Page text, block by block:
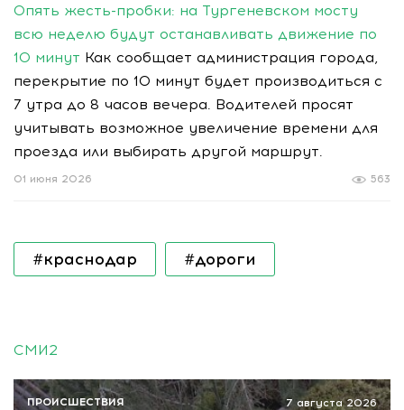
Опять жесть-пробки: на Тургеневском мосту
всю неделю будут останавливать движение по
10 минут Как сообщает администрация города,
перекрытие по 10 минут будет производиться с
7 утра до 8 часов вечера. Водителей просят
учитывать возможное увеличение времени для
проезда или выбирать другой маршрут.
563
01 июня 2026
#краснодар #дороги
СМИ2
7 августа 2026
ПРОИСШЕСТВИЯ